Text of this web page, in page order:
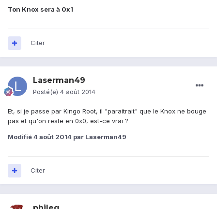
Ton Knox sera à 0x1
Citer
Laserman49
Posté(e) 4 août 2014
Et, si je passe par Kingo Root, il "paraitrait" que le Knox ne bouge
pas et qu'on reste en 0x0, est-ce vrai ?
Modifié4 août 2014 par Laserman49
Citer